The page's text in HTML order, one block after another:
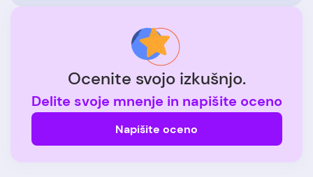
Ocenite svojo izkušnjo.
Delite svoje mnenje in napišite oceno
Napišite oceno